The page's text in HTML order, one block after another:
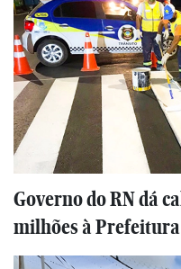
Governo do RN dá
milhões à